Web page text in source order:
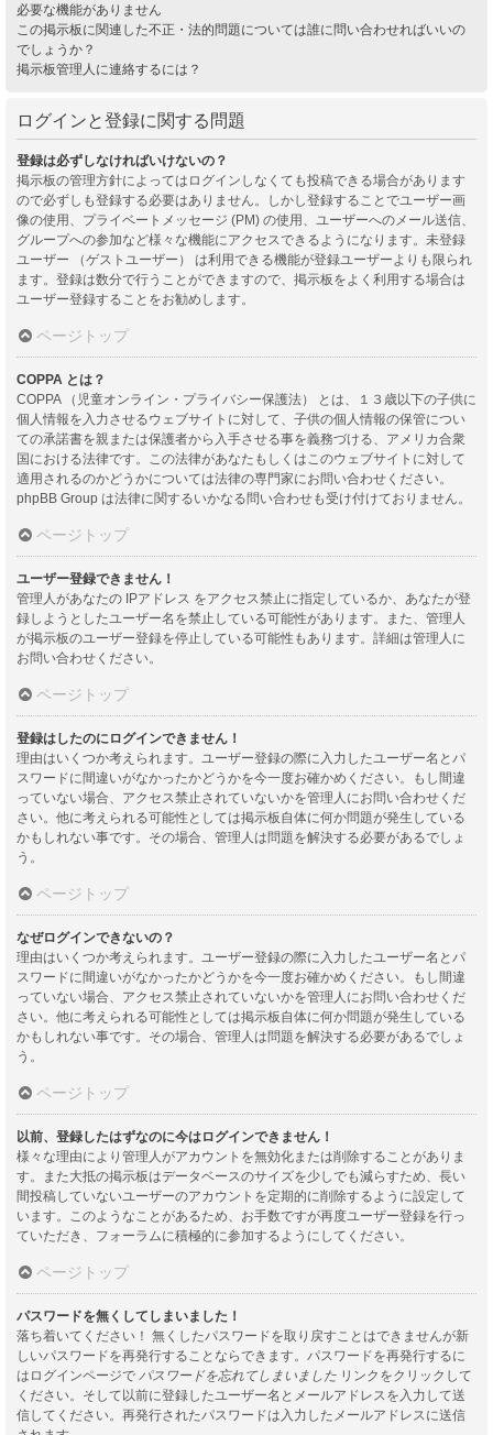
必要な機能がありません
この掲示板に関連した不正・法的問題については誰に問い合わせればいいの
でしょうか？
掲示板管理人に連絡するには？
ログインと登録に関する問題
登録は必ずしなければいけないの？
掲示板の管理方針によってはログインしなくても投稿できる場合があります
ので必ずしも登録する必要はありません。しかし登録することでユーザー画
像の使用、プライベートメッセージ (PM) の使用、ユーザーへのメール送信、
グループへの参加など様々な機能にアクセスできるようになります。未登録
ユーザー （ゲストユーザー） は利用できる機能が登録ユーザーよりも限られ
ます。登録は数分で行うことができますので、掲示板をよく利用する場合は
ユーザー登録することをお勧めします。
ページトップ
COPPA とは？
COPPA （児童オンライン・プライバシー保護法） とは、１３歳以下の子供に
個人情報を入力させるウェブサイトに対して、子供の個人情報の保管につい
ての承諾書を親または保護者から入手させる事を義務づける、アメリカ合衆
国における法律です。この法律があなたもしくはこのウェブサイトに対して
適用されるのかどうかについては法律の専門家にお問い合わせください。
phpBB Group は法律に関するいかなる問い合わせも受け付けておりません。
ページトップ
ユーザー登録できません！
管理人があなたの IPアドレス をアクセス禁止に指定しているか、あなたが登
録しようとしたユーザー名を禁止している可能性があります。また、管理人
が掲示板のユーザー登録を停止している可能性もあります。詳細は管理人に
お問い合わせください。
ページトップ
登録はしたのにログインできません！
理由はいくつか考えられます。ユーザー登録の際に入力したユーザー名とパ
スワードに間違いがなかったかどうかを今一度お確かめください。もし間違
っていない場合、アクセス禁止されていないかを管理人にお問い合わせくだ
さい。他に考えられる可能性としては掲示板自体に何か問題が発生している
かもしれない事です。その場合、管理人は問題を解決する必要があるでしょ
う。
ページトップ
なぜログインできないの？
理由はいくつか考えられます。ユーザー登録の際に入力したユーザー名とパ
スワードに間違いがなかったかどうかを今一度お確かめください。もし間違
っていない場合、アクセス禁止されていないかを管理人にお問い合わせくだ
さい。他に考えられる可能性としては掲示板自体に何か問題が発生している
かもしれない事です。その場合、管理人は問題を解決する必要があるでしょ
う。
ページトップ
以前、登録したはずなのに今はログインできません！
様々な理由により管理人がアカウントを無効化または削除することがありま
す。また大抵の掲示板はデータベースのサイズを少しでも減らすため、長い
間投稿していないユーザーのアカウントを定期的に削除するように設定して
います。このようなことがあるため、お手数ですが再度ユーザー登録を行っ
ていただき、フォーラムに積極的に参加するようにしてください。
ページトップ
パスワードを無くしてしまいました！
落ち着いてください！ 無くしたパスワードを取り戻すことはできませんが新
しいパスワードを再発行することならできます。パスワードを再発行するに
はログインページで パスワードを忘れてしまいました リンクをクリックして
ください。そして以前に登録したユーザー名とメールアドレスを入力して送
信してください。再発行されたパスワードは入力したメールアドレスに送信